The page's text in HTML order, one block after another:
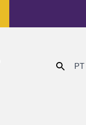
Enviar PT